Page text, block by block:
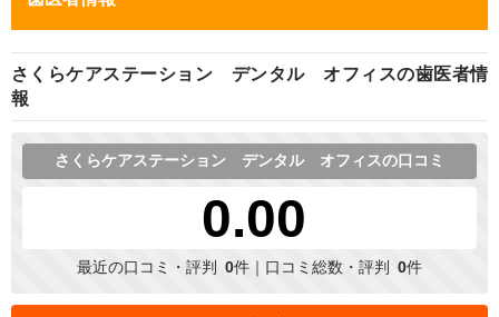
さくらケアステーション デンタル オフィスの歯医者情
報
さくらケアステーション デンタル オフィスの口コミ
0.00
最近の口コミ・評判 0件｜口コミ総数・評判 0件